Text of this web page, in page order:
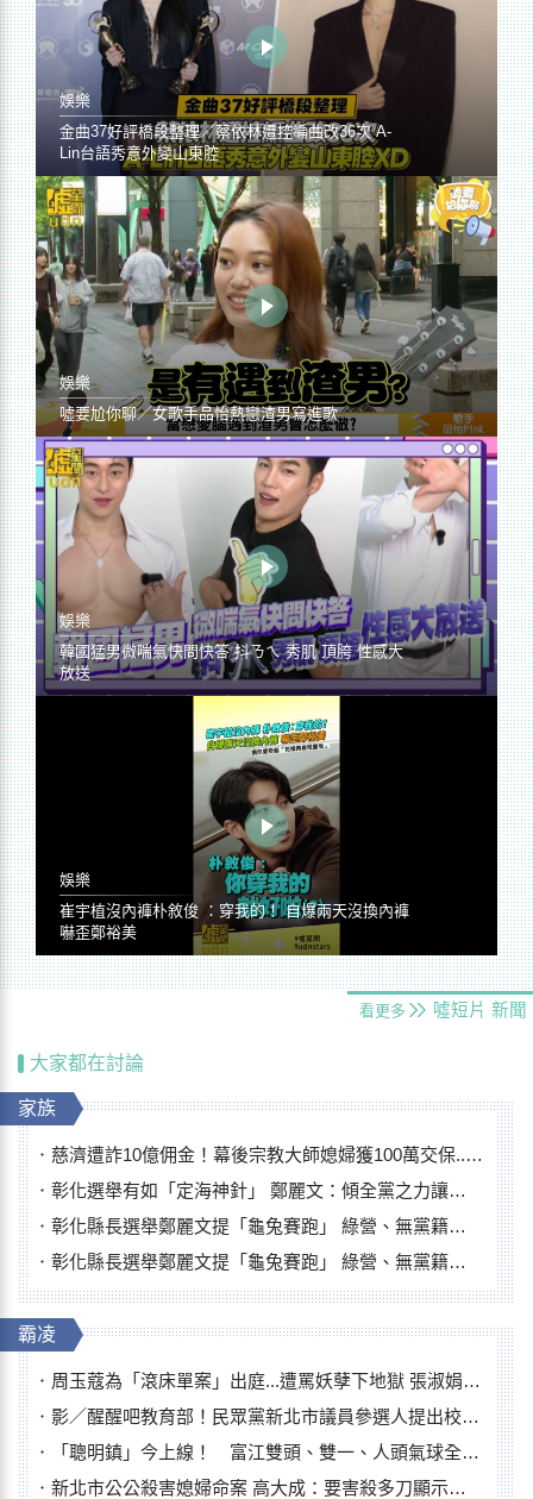
娛樂
金曲37好評橋段整理／蔡依林遭控編曲改36次 A-
Lin台語秀意外變山東腔
娛樂
噓要尬你聊／女歌手品怡熱戀渣男寫進歌
娛樂
韓國猛男微喘氣快問快答 抖ㄋㄟ 秀肌 頂胯 性感大
放送
娛樂
崔宇植沒內褲朴敘俊 ：穿我的！ 自爆兩天沒換內褲
嚇歪鄭裕美
看更多 噓短片 新聞
大家都在討論
家族
慈濟遭詐10億佣金！幕後宗教大師媳婦獲100萬交保...快步奔離不發一語
彰化選舉有如「定海神針」 鄭麗文：傾全黨之力讓彰化贏
彰化縣長選舉鄭麗文提「龜兔賽跑」 綠營、無黨籍忙否認是烏龜
彰化縣長選舉鄭麗文提「龜兔賽跑」 綠營、無黨籍忙否認是烏龜
霸凌
周玉蔻為「滾床單案」出庭...遭罵妖孽下地獄 張淑娟批：舌頭殺人有罪
影／醒醒吧教育部！民眾黨新北市議員參選人提出校園反毒防線升級政見
「聰明鎮」今上線！ 富江雙頭、雙一、人頭氣球全登場
新北市公公殺害媳婦命案 高大成：要害殺多刀顯示怨恨深